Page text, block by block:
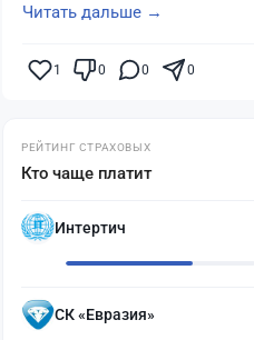
Читать дальше →
1 0 0 0
РЕЙТИНГ СТРАХОВЫХ
Кто чаще платит
Интертич
СК «Евразия»